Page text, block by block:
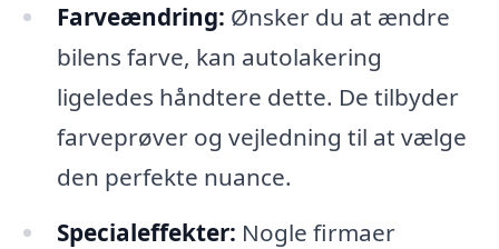
Farveændring: Ønsker du at ændre
bilens farve, kan autolakering
ligeledes håndtere dette. De tilbyder
farveprøver og vejledning til at vælge
den perfekte nuance.
Specialeffekter: Nogle firmaer